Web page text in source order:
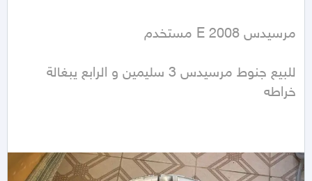
مرسيدس E 2008 مستخدم
خراطه